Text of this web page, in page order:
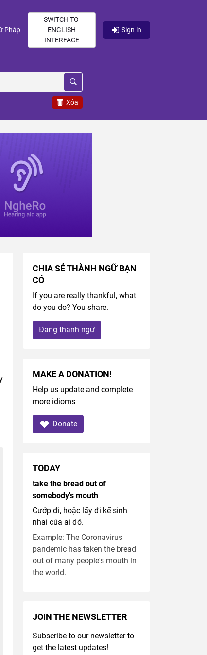
Pháp(current)
SWITCH TO
ENGLISH
INTERFACE
Sign in
Xóa
CHIA SẺ THÀNH NGỮ BẠN
CÓ
If you are really thankful, what
do you do? You share.
Đăng thành ngữ
MAKE A DONATION!
Help us update and complete
more idioms
Donate
TODAY
take the bread out of
somebody's mouth
Cướp đi, hoặc lấy đi kế sinh
nhai của ai đó.
Example: The Coronavirus
pandemic has taken the bread
out of many people's mouth in
the world.
JOIN THE NEWSLETTER
Subscribe to our newsletter to
get the latest updates!